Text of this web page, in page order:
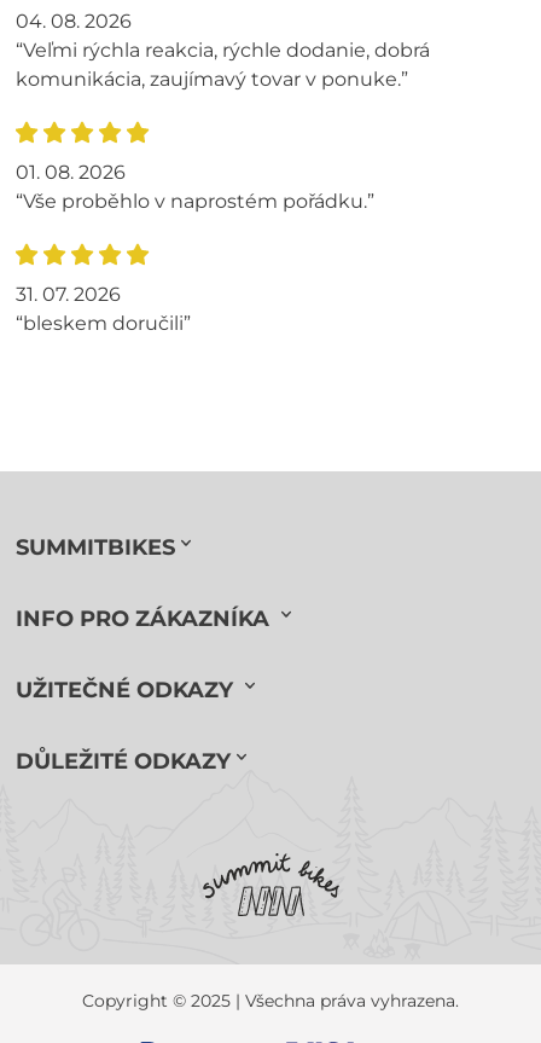
04. 08. 2026
“Veľmi rýchla reakcia, rýchle dodanie, dobrá
komunikácia, zaujímavý tovar v ponuke.”
01. 08. 2026
“Vše proběhlo v naprostém pořádku.”
31. 07. 2026
“bleskem doručili”
SUMMITBIKES
INFO PRO ZÁKAZNÍKA
UŽITEČNÉ ODKAZY
DŮLEŽITÉ ODKAZY
Copyright © 2025 | Všechna práva vyhrazena.